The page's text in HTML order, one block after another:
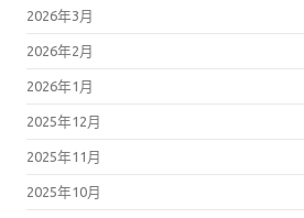
2026年3月
2026年2月
2026年1月
2025年12月
2025年11月
2025年10月